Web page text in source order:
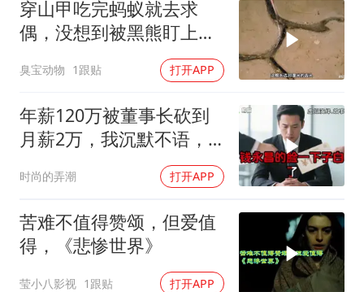
穿山甲吃完蚂蚁就去求
偶，没想到被黑熊盯上
臭宝动物 1跟贴 打开APP
年薪120万被董事长砍到
月薪2万，我沉默不语，
当天竞品出12倍薪资挖走
我
时尚的弄潮 打开APP
苦难不值得赞颂，但爱值
得，《悲惨世界》
莹小八影视 1跟贴 打开APP